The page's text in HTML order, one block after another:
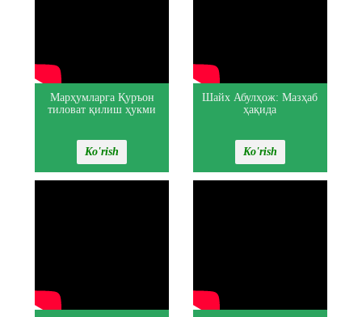
Марҳумларга Қуръон
тиловат қилиш ҳукми
Ko'rish
Шайх Абулҳож: Мазҳаб
ҳақида
Ko'rish